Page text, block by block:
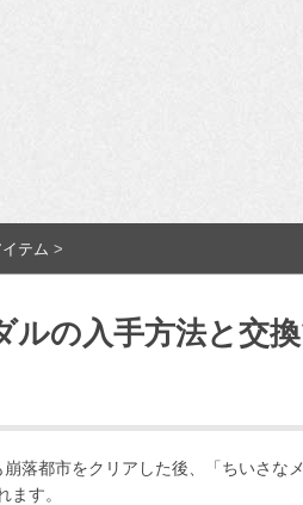
イテム >
ルの入手方法と交
崩落都市をクリアした後、「ちいさ
ます。